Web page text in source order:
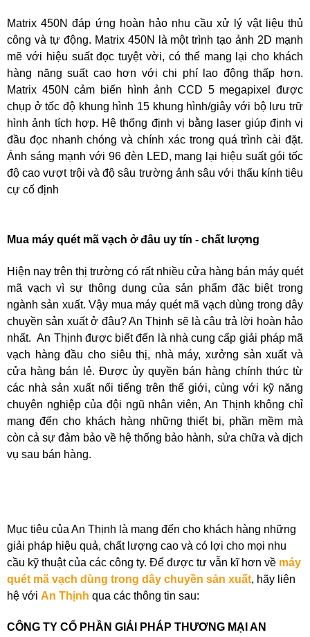
Matrix 450N đáp ứng hoàn hảo nhu cầu xử lý vật liệu thủ
công và tự động. Matrix 450N là một trình tạo ảnh 2D mạnh
mẽ với hiệu suất đọc tuyệt vời, có thể mang lại cho khách
hàng năng suất cao hơn với chi phí lao động thấp hơn.
Matrix 450N cảm biến hình ảnh CCD 5 megapixel được
chụp ở tốc độ khung hình 15 khung hình/giây với bộ lưu trữ
hình ảnh tích hợp. Hệ thống định vị bằng laser giúp định vị
đầu đọc nhanh chóng và chính xác trong quá trình cài đặt.
Ánh sáng mạnh với 96 đèn LED, mang lại hiệu suất gói tốc
độ cao vượt trội và độ sâu trường ảnh sâu với thấu kính tiêu
cự cố định
Mua máy quét mã vạch ở đâu uy tín - chất lượng
Hiện nay trên thị trường có rất nhiều cửa hàng bán máy quét
mã vạch vì sự thông dụng của sản phẩm đặc biệt trong
ngành sản xuất. Vậy mua máy quét mã vạch dùng trong dây
chuyền sản xuất ở đâu? An Thịnh sẽ là câu trả lời hoàn hảo
nhất. An Thịnh được biết đến là nhà cung cấp giải pháp mã
vạch hàng đầu cho siêu thị, nhà máy, xưởng sản xuất và
cửa hàng bán lẻ. Được ủy quyền bán hàng chính thức từ
các nhà sản xuất nổi tiếng trên thế giới, cùng với kỹ năng
chuyên nghiệp của đội ngũ nhân viên, An Thịnh không chỉ
mang đến cho khách hàng những thiết bị, phần mềm mà
còn cả sự đảm bảo về hệ thống bảo hành, sửa chữa và dịch
vụ sau bán hàng.
Mục tiêu của An Thịnh là mang đến cho khách hàng những
giải pháp hiệu quả, chất lượng cao và có lợi cho mọi nhu
cầu kỹ thuật của các công ty. Để được tư vẫn kĩ hơn về máy
quét mã vạch dùng trong dây chuyền sản xuất, hãy liên
hệ với An Thịnh qua các thông tin sau:
CÔNG TY CỔ PHẦN GIẢI PHÁP THƯƠNG MẠI AN